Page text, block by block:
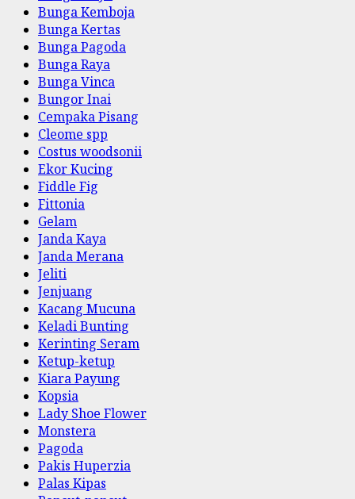
Bunga Kemboja
Bunga Kertas
Bunga Pagoda
Bunga Raya
Bunga Vinca
Bungor Inai
Cempaka Pisang
Cleome spp
Costus woodsonii
Ekor Kucing
Fiddle Fig
Fittonia
Gelam
Janda Kaya
Janda Merana
Jeliti
Jenjuang
Kacang Mucuna
Keladi Bunting
Kerinting Seram
Ketup-ketup
Kiara Payung
Kopsia
Lady Shoe Flower
Monstera
Pagoda
Pakis Huperzia
Palas Kipas